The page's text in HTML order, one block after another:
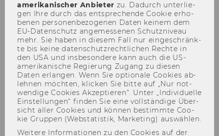
Kurt Hornik
amerikanischer An­bie­ter zu. Da­durch un­ter­lie­
gen Ihre durch das ent­spre­chen­de Coo­kie er­ho­
be­nen per­so­nen­be­zo­ge­nen Daten kei­nem dem
EU-​Datenschutz an­ge­mes­se­nen Schutz­ni­veau
mehr. Sie haben in die­sem Fall nur ein­ge­schränk­
te bis keine da­ten­schutz­recht­li­chen Rech­te in
den USA und ins­be­son­de­re kann auch die US-​
amerikanische Re­gie­rung Zu­gang zu die­sen
Daten er­lan­gen. Wenn Sie op­tio­na­le Coo­kies ab­
leh­nen möch­ten, kli­cken Sie bitte auf „Nur not­
wen­di­ge Coo­kies Ak­zep­tie­ren“. Unter „In­di­vi­du­el­le
Ein­stel­lun­gen“ fin­den Sie eine voll­stän­di­ge Über­
sicht aller Coo­kies und kön­nen be­stimm­te Coo­
kie Grup­pen (Web­sta­tis­tik, Mar­ke­ting) aus­wäh­len.
Weitere Informationen zu den Cookies auf der